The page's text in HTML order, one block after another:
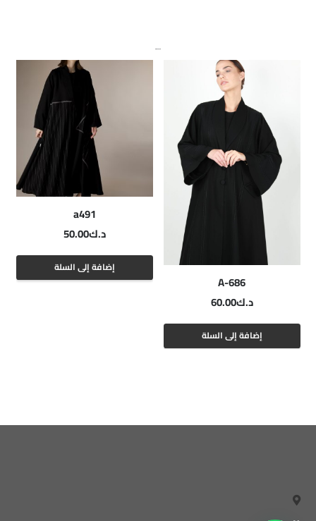
منتجات ذات صلة
A-686
د.ك60.00
إضافة إلى السلة
a491
د.ك50.00
إضافة إلى السلة